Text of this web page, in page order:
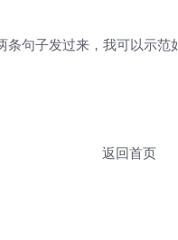
句子发过来，我可以示
返回首页